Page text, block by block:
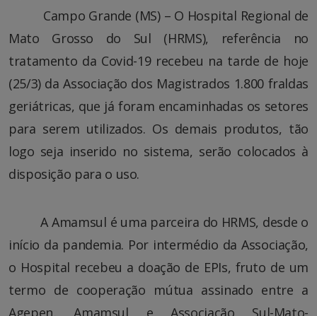
Campo Grande (MS) – O Hospital Regional de
Mato Grosso do Sul (HRMS), referência no
tratamento da Covid-19 recebeu na tarde de hoje
(25/3) da Associação dos Magistrados 1.800 fraldas
geriátricas, que já foram encaminhadas os setores
para serem utilizados. Os demais produtos, tão
logo seja inserido no sistema, serão colocados à
disposição para o uso.
A Amamsul é uma parceira do HRMS, desde o
início da pandemia. Por intermédio da Associação,
o Hospital recebeu a doação de EPIs, fruto de um
termo de cooperação mútua assinado entre a
Agepen, Amamsul e Associação Sul-Mato-